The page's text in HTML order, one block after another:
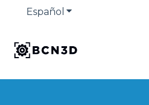
Español Traducciones de